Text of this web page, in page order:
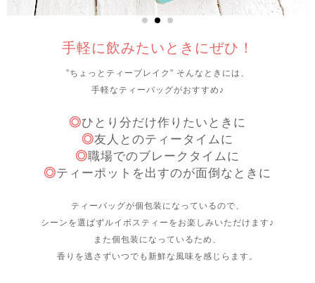
手軽に飲みたいときにぜひ！
”ちょっとティーブレイク” そんなときには、
手軽なティーバッグがおすすめ♪
◎ひとり分だけ作りたいときに
◎友人とのティータイムに
◎職場でのブレークタイムに
◎ティーポットを出すのが面倒なときに
ティーバッグが個包装になっているので、
シーンを選ばずルイボスティーをお楽しみいただけます♪
また個包装になっているため、
香りを逃さずいつでも新鮮な風味を感じらます。